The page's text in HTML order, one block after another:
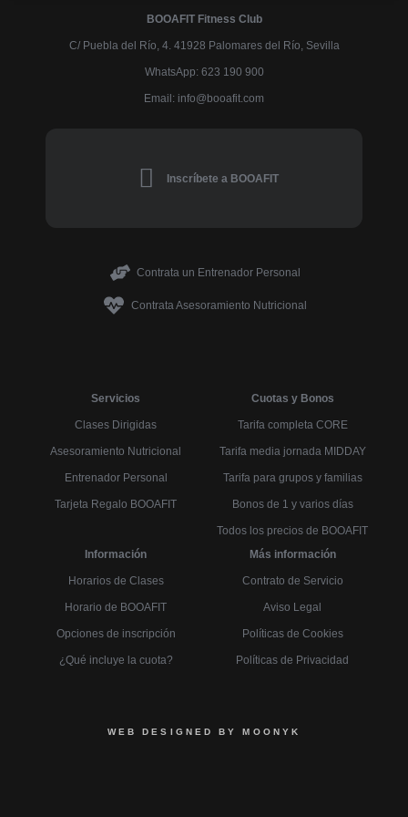
BOOAFIT Fitness Club
C/ Puebla del Río, 4. 41928 Palomares del Río, Sevilla
WhatsApp: 623 190 900
Email: moc.tifaoob
@ofni
Inscríbete a BOOAFIT
Contrata un Entrenador Personal
Contrata Asesoramiento Nutricional
Servicios
Clases Dirigidas
Asesoramiento Nutricional
Entrenador Personal
Tarjeta Regalo BOOAFIT
Cuotas y Bonos
Tarifa completa CORE
Tarifa media jornada MIDDAY
Tarifa para grupos y familias
Bonos de 1 y varios días
Todos los precios de BOOAFIT
Información
Horarios de Clases
Horario de BOOAFIT
Opciones de inscripción
¿Qué incluye la cuota?
Más información
Contrato de Servicio
Aviso Legal
Políticas de Cookies
Políticas de Privacidad
WEB DESIGNED BY MOONYK